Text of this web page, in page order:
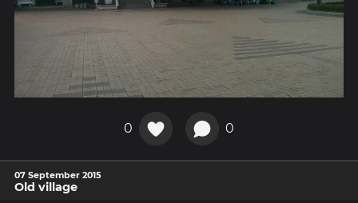
0 0
07 September 2015
Old village